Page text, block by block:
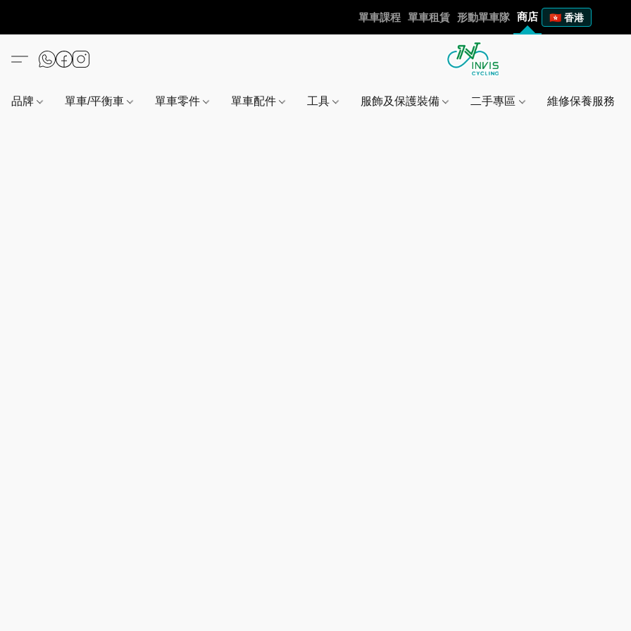
單車課程 單車租賃 形動單車隊 商店 🇭🇰 香港
品牌 單車/平衡車 單車零件 單車配件 工具 服飾及保護裝備 二手專區 維修保養服務